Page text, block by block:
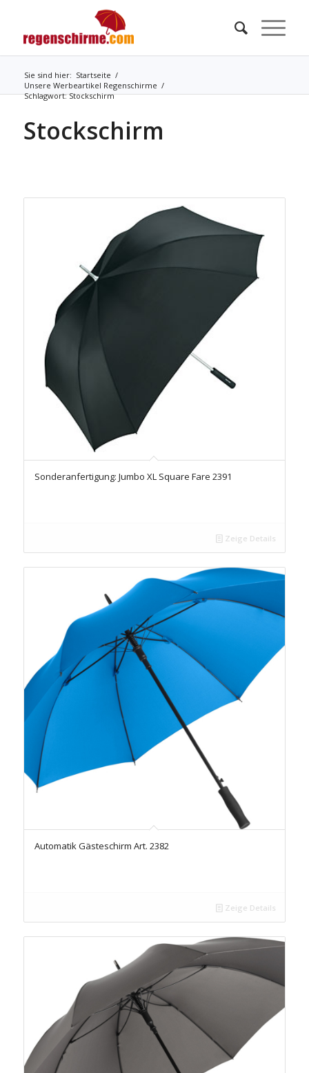
Sie sind hier: Startseite /
Unsere Werbeartikel Regenschirme /
Schlagwort: Stockschirm
Stockschirm
Sonderanfertigung: Jumbo XL Square Fare 2391
Zeige Details
Automatik Gästeschirm Art. 2382
Zeige Details